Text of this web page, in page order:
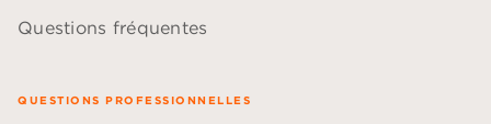
Questions fréquentes
QUESTIONS PROFESSIONNELLES